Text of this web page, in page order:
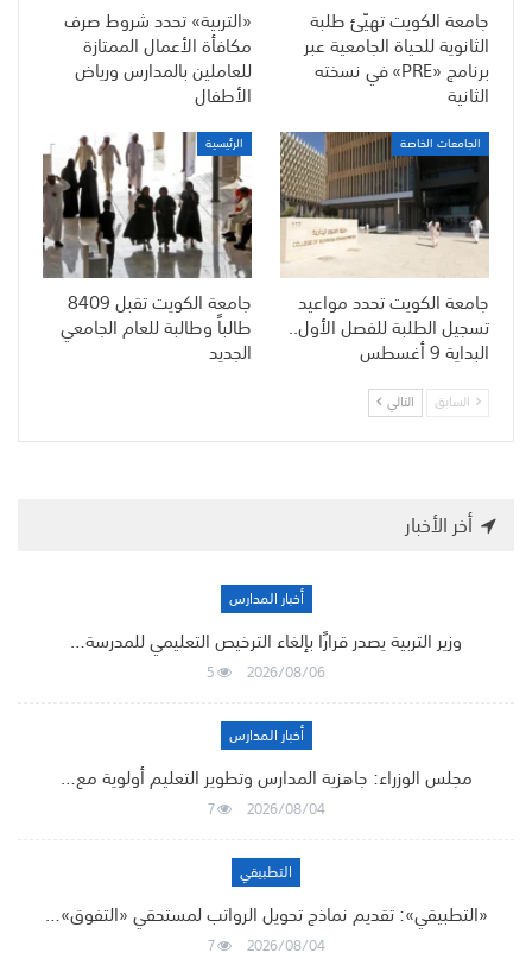
جامعة الكويت تهيّئ طلبة
الثانوية للحياة الجامعية عبر
برنامج «PRE» في نسخته
الثانية
«التربية» تحدد شروط صرف
مكافأة الأعمال الممتازة
للعاملين بالمدارس ورياض
الأطفال
الجامعات الخاصة
جامعة الكويت تحدد مواعيد
تسجيل الطلبة للفصل الأول..
البداية 9 أغسطس
الرئيسية
جامعة الكويت تقبل 8409
طالباً وطالبة للعام الجامعي
الجديد
السابق التالي
أخر الأخبار
أخبار المدارس
وزير التربية يصدر قرارًا بإلغاء الترخيص التعليمي للمدرسة…
2026/08/06
5
أخبار المدارس
مجلس الوزراء: جاهزية المدارس وتطوير التعليم أولوية مع…
2026/08/04
7
التطبيقي
«التطبيقي»: تقديم نماذج تحويل الرواتب لمستحقي «التفوق»…
2026/08/04
7